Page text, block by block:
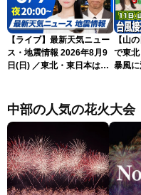
【ライブ】最新天気ニュー
ス・地震情報 2026年8月9
日(日) ／東北・東日本は急
衣／芳野達郎〉
【山
で東
暴風
中部の人気の花火大会